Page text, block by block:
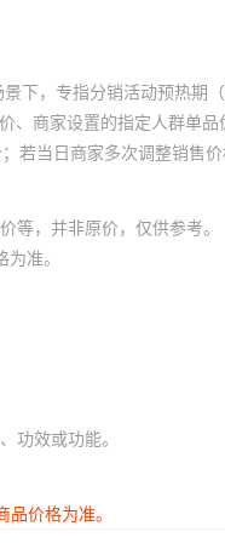
下，专指分销活动预热期
商家设置的指定人群单
当日商家多次调整销售价
等，并非原价，仅供参考。
准。
功效或功能。
价格为准。